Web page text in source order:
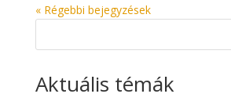
« Régebbi bejegyzések
Aktuális témák